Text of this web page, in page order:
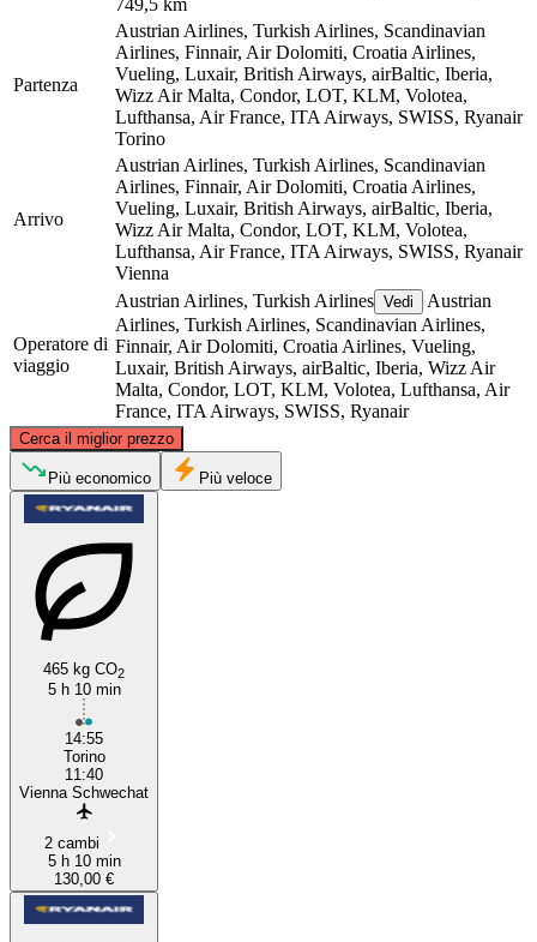
Partenza
Austrian Airlines, Turkish Airlines, Scandinavian
Airlines, Finnair, Air Dolomiti, Croatia Airlines,
Vueling, Luxair, British Airways, airBaltic, Iberia,
Wizz Air Malta, Condor, LOT, KLM, Volotea,
Lufthansa, Air France, ITA Airways, SWISS, Ryanair
Torino
Arrivo
Austrian Airlines, Turkish Airlines, Scandinavian
Airlines, Finnair, Air Dolomiti, Croatia Airlines,
Vueling, Luxair, British Airways, airBaltic, Iberia,
Wizz Air Malta, Condor, LOT, KLM, Volotea,
Lufthansa, Air France, ITA Airways, SWISS, Ryanair
Vienna
Operatore di
viaggio
Austrian Airlines, Turkish Airlines Vedi
Austrian
Airlines, Turkish Airlines, Scandinavian Airlines,
Finnair, Air Dolomiti, Croatia Airlines, Vueling,
Luxair, British Airways, airBaltic, Iberia, Wizz Air
Malta, Condor, LOT, KLM, Volotea, Lufthansa, Air
France, ITA Airways, SWISS, Ryanair
Cerca il miglior prezzo
Turin
©CARTO, © OpenStreetMap
Più economico Più veloce
465 kg CO2
5 h 10 min
14:55
Torino
11:40
Vienna Schwechat
2 cambi
5 h 10 min
130,00 €